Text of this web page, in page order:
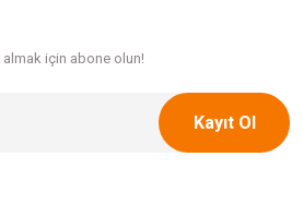
almak için abone olun!
Kayıt Ol